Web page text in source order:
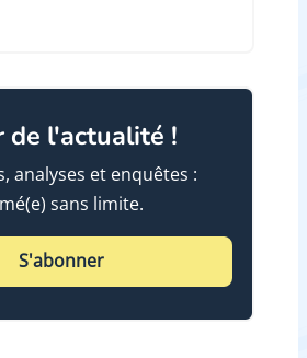
l'actualité !
analyses et enquêtes :
sans limite.
S'abonner